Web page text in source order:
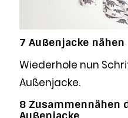
7 Außenjacke nähen
Wiederhole nun
Außenjacke.
8 Zusammennähen